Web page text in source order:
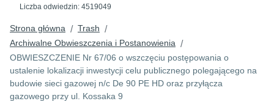
Liczba odwiedzin: 4519049
Strona główna / Trash /
Archiwalne Obwieszczenia i Postanowienia /
OBWIESZCZENIE Nr 67/06 o wszczęciu postępowania o
ustalenie lokalizacji inwestycji celu publicznego polegającego na
budowie sieci gazowej n/c De 90 PE HD oraz przyłącza
gazowego przy ul. Kossaka 9